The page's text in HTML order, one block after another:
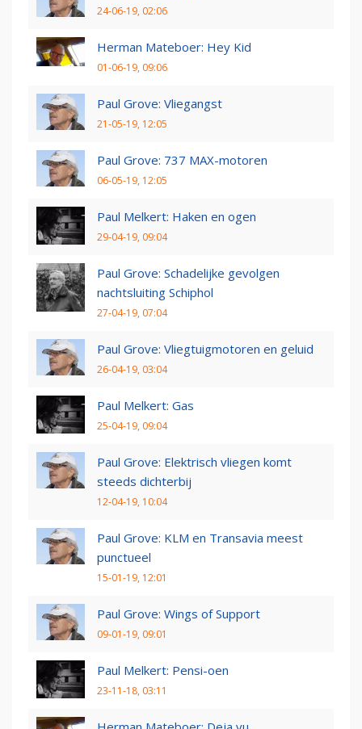
24-06-19, 02:06
Herman Mateboer: Hey Kid
01-06-19, 09:06
Paul Grove: Vliegangst
21-05-19, 12:05
Paul Grove: 737 MAX-motoren
06-05-19, 12:05
Paul Melkert: Haken en ogen
29-04-19, 09:04
Paul Grove: Schadelijke gevolgen
nachtsluiting Schiphol
27-04-19, 07:04
Paul Grove: Vliegtuigmotoren en geluid
26-04-19, 03:04
Paul Melkert: Gas
25-04-19, 09:04
Paul Grove: Elektrisch vliegen komt
steeds dichterbij
12-04-19, 10:04
Paul Grove: KLM en Transavia meest
punctueel
15-01-19, 12:01
Paul Grove: Wings of Support
09-01-19, 09:01
Paul Melkert: Pensi-oen
23-11-18, 03:11